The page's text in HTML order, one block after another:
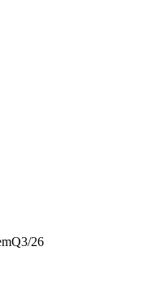
Q3/26